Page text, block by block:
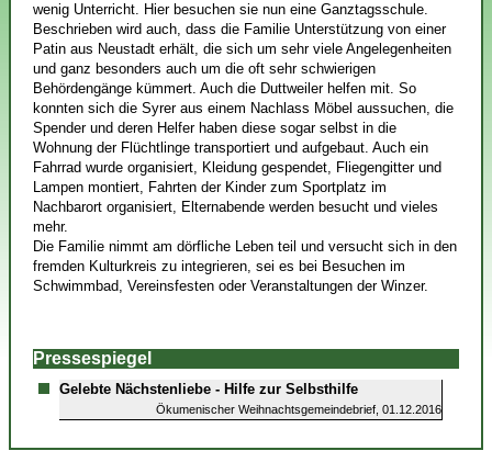
wenig Unterricht. Hier besuchen sie nun eine Ganztagsschule.
Beschrieben wird auch, dass die Familie Unterstützung von einer
Patin aus Neustadt erhält, die sich um sehr viele Angelegenheiten
und ganz besonders auch um die oft sehr schwierigen
Behördengänge kümmert. Auch die Duttweiler helfen mit. So
konnten sich die Syrer aus einem Nachlass Möbel aussuchen, die
Spender und deren Helfer haben diese sogar selbst in die
Wohnung der Flüchtlinge transportiert und aufgebaut. Auch ein
Fahrrad wurde organisiert, Kleidung gespendet, Fliegengitter und
Lampen montiert, Fahrten der Kinder zum Sportplatz im
Nachbarort organisiert, Elternabende werden besucht und vieles
mehr.
Die Familie nimmt am dörfliche Leben teil und versucht sich in den
fremden Kulturkreis zu integrieren, sei es bei Besuchen im
Schwimmbad, Vereinsfesten oder Veranstaltungen der Winzer.
Pressespiegel
Gelebte Nächstenliebe - Hilfe zur Selbsthilfe
Ökumenischer Weihnachtsgemeindebrief, 01.12.2016